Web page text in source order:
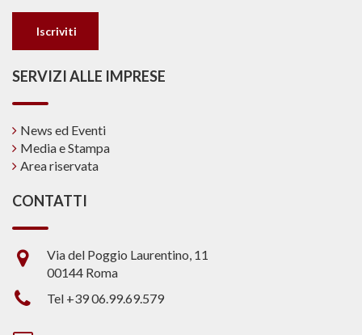
SERVIZI ALLE IMPRESE
News ed Eventi
Media e Stampa
Area riservata
CONTATTI
Via del Poggio Laurentino, 11
00144 Roma
Tel +39 06.99.69.579